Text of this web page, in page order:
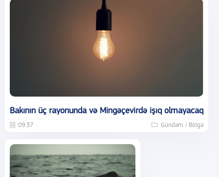
Bakının üç rayonunda və Mingəçevirdə işıq olmayacaq
09:37 Gündəm / Bölgə